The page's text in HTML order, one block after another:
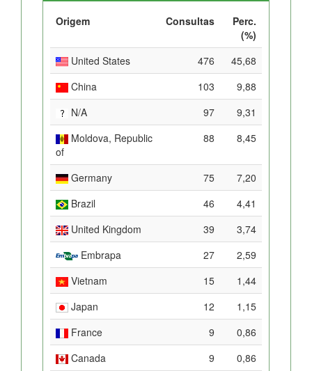
Origem Consultas
Perc.
(%)
United States
476
45,68
China
103
9,88
N/A
97
9,31
Moldova, Republic
of
88 8,45
Germany 75
7,20
Brazil
46
4,41
United Kingdom
39
3,74
Embrapa
27
2,59
Vietnam
15
1,44
Japan
12
1,15
France
9
0,86
Canada
9
0,86